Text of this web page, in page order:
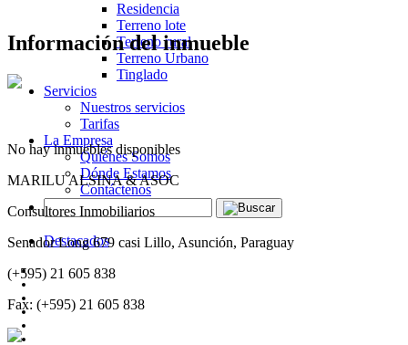
Residencia
Terreno lote
Terreno rural
Terreno Urbano
Tinglado
Servicios
Nuestros servicios
Tarifas
La Empresa
Quiénes Somos
Dónde Estamos
Contáctenos
Destacados
Información del inmueble
No hay inmuebles disponibles
MARILU ALSINA & ASOC
Consultores Inmobiliarios
Senador Long 679 casi Lillo, Asunción, Paraguay
(+595) 21 605 838
Fax: (+595) 21 605 838